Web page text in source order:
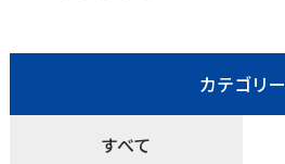
カテゴリー
すべて